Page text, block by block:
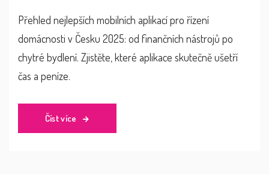
Přehled nejlepších mobilních aplikací pro řízení
domácnosti v Česku 2025: od finančních nástrojů po
chytré bydlení. Zjistěte, které aplikace skutečně ušetří
čas a peníze.
Číst více